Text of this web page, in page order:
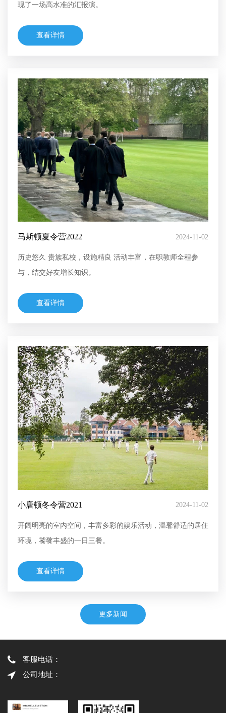
现了一场高水准的汇报演。
查看详情
马斯顿夏令营2022 2024-11-02
历史悠久 贵族私校，设施精良 活动丰富，在职教师全程参
与，结交好友增长知识。
查看详情
小唐顿冬令营2021 2024-11-02
开阔明亮的室内空间，丰富多彩的娱乐活动，温馨舒适的居住
环境，饕餮丰盛的一日三餐。
查看详情
更多新闻
客服电话：
公司地址：